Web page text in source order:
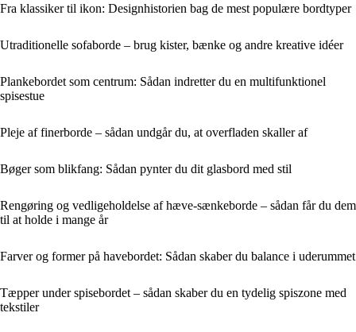
Fra klassiker til ikon: Designhistorien bag de mest populære bordtyper
Utraditionelle sofaborde – brug kister, bænke og andre kreative idéer
Plankebordet som centrum: Sådan indretter du en multifunktionel
spisestue
Pleje af finerborde – sådan undgår du, at overfladen skaller af
Bøger som blikfang: Sådan pynter du dit glasbord med stil
Rengøring og vedligeholdelse af hæve-sænkeborde – sådan får du dem
til at holde i mange år
Farver og former på havebordet: Sådan skaber du balance i uderummet
Tæpper under spisebordet – sådan skaber du en tydelig spiszone med
tekstiler